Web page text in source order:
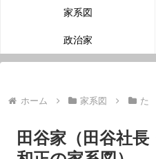
家系図
政治家
ホーム 家系図 た
田谷家（田谷社